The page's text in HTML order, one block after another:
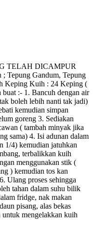
TELAH DICAMPUR
Gandum, Tepung
Keping Kuih : 24 Keping (
buat :- 1. Bancuh dengan air
boleh lebih nanti tak jadi)
kemudian simpan
goreng 3. Sediakan
( tambah minyak jika
sama) 4. Isi adunan dalam
1/4) kemudian jatuhkan
terbalikkan kuih
menggunakan stik (
) kemudian tos kan
Ulang proses sehingga
tahan dalam suhu bilik
fridge, nak makan
pisang, alas bekas
untuk mengelakkan kuih